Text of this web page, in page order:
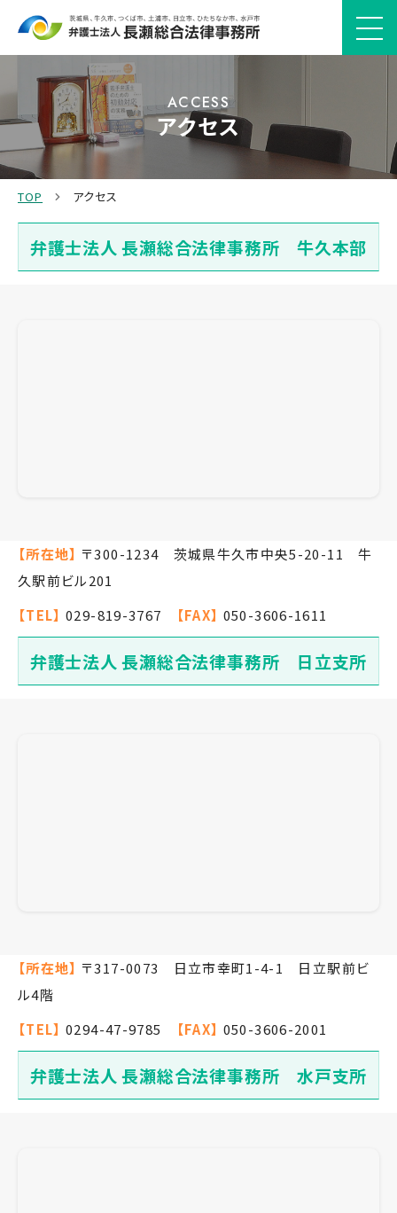
ACCESS
アクセス
TOP アクセス
弁護士法人 長瀬総合法律事務所 牛久本部
【所在地】 〒300-1234 茨城県牛久市中央5-20-11 牛
久駅前ビル201
【TEL】 029-819-3767 【FAX】 050-3606-1611
弁護士法人 長瀬総合法律事務所 日立支所
【所在地】 〒317-0073 日立市幸町1-4-1 日立駅前ビ
ル4階
【TEL】 0294-47-9785 【FAX】 050-3606-2001
弁護士法人 長瀬総合法律事務所 水戸支所